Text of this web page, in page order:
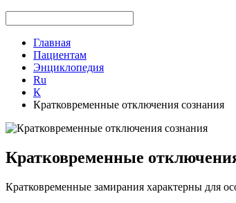
Главная
Пациентам
Энциклопедия
Ru
К
Кратковременные отключения сознания
Кратковременные
Кратковременные замирания характерны для